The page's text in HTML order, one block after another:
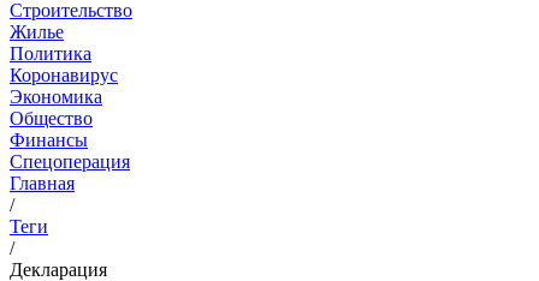
Строительство
Жилье
Политика
Коронавирус
Экономика
Общество
Финансы
Спецоперация
Главная
/
Теги
/
Декларация